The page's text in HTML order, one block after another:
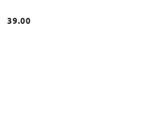
Cena:
39.00